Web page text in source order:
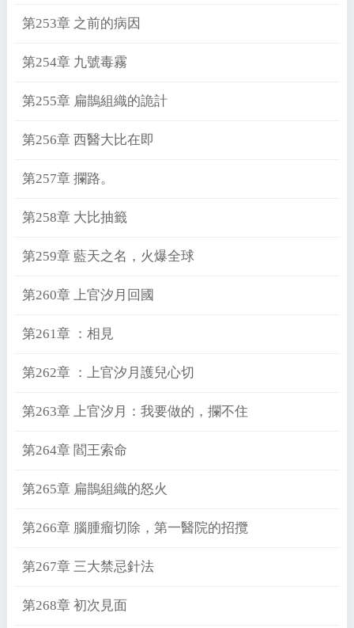
第253章 之前的病因
第254章 九號毒霧
第255章 扁鵲組織的詭計
第256章 西醫大比在即
第257章 攔路。
第258章 大比抽籤
第259章 藍天之名，火爆全球
第260章 上官汐月回國
第261章 ：相見
第262章 ：上官汐月護兒心切
第263章 上官汐月：我要做的，攔不住
第264章 閻王索命
第265章 扁鵲組織的怒火
第266章 腦腫瘤切除，第一醫院的招攬
第267章 三大禁忌針法
第268章 初次見面